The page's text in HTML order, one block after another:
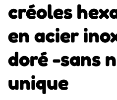
créoles
en acier
doré -sans
unique